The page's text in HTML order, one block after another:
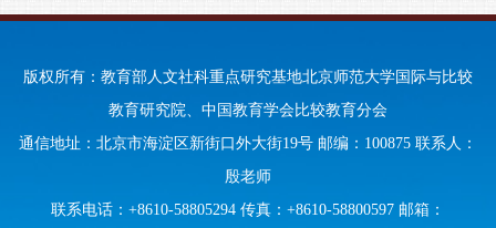
版权所有：教育部人文社科重点研究基地北京师范大学国际与比较
教育研究院、中国教育学会比较教育分会
通信地址：北京市海淀区新街口外大街19号 邮编：100875 联系人：
殷老师
联系电话：+8610-58805294 传真：+8610-58800597 邮箱：